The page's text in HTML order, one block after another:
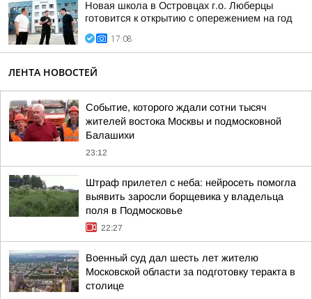
Новая школа в Островцах г.о. Люберцы
готовится к открытию с опережением на год
17:08
ЛЕНТА НОВОСТЕЙ
Событие, которого ждали сотни тысяч
жителей востока Москвы и подмосковной
Балашихи
23:12
Штраф прилетел с неба: нейросеть помогла
выявить заросли борщевика у владельца
поля в Подмосковье
22:27
Военный суд дал шесть лет жителю
Московской области за подготовку теракта в
столице